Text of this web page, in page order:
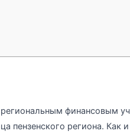
финансовым
пензенского региона. Как